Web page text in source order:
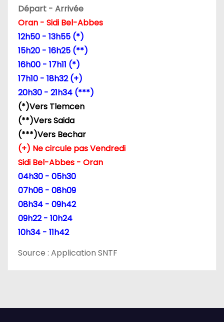
Départ - Arrivée
Oran - Sidi Bel-Abbes
12h50 - 13h55 (*)
15h20 - 16h25 (**)
16h00 - 17h11 (*)
17h10 - 18h32 (+)
20h30 - 21h34 (***)
(*)Vers Tlemcen
(**)Vers Saida
(***)Vers Bechar
(+) Ne circule pas Vendredi
Sidi Bel-Abbes - Oran
04h30 - 05h30
07h06 - 08h09
08h34 - 09h42
09h22 - 10h24
10h34 - 11h42
Source : Application SNTF